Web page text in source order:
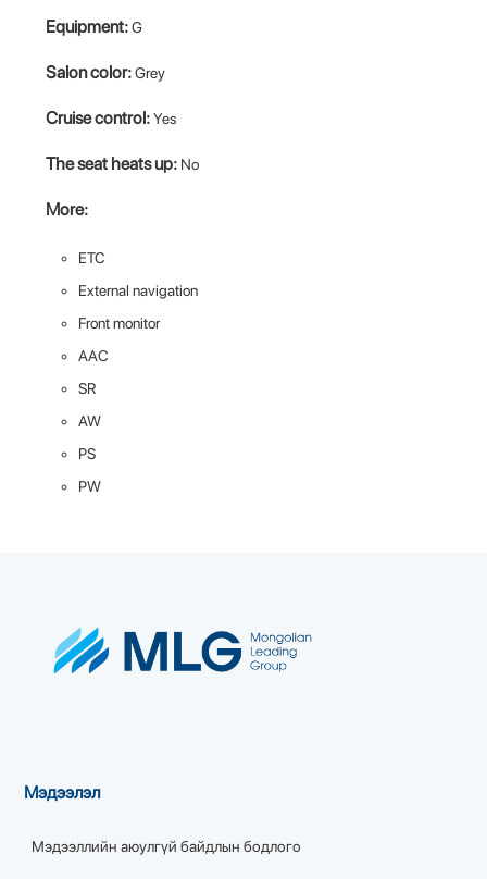
Equipment:G
Salon color:Grey
Cruise control:Yes
The seat heats up: No
More:
ETC
External navigation
Front monitor
AAC
SR
AW
PS
PW
Мэдээлэл
Мэдээллийн аюулгүй байдлын бодлого